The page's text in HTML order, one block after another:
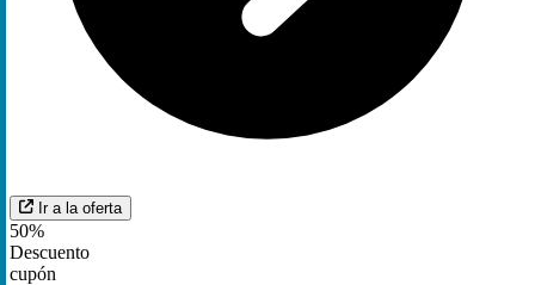
Ir a la oferta
50%
Descuento
cupón